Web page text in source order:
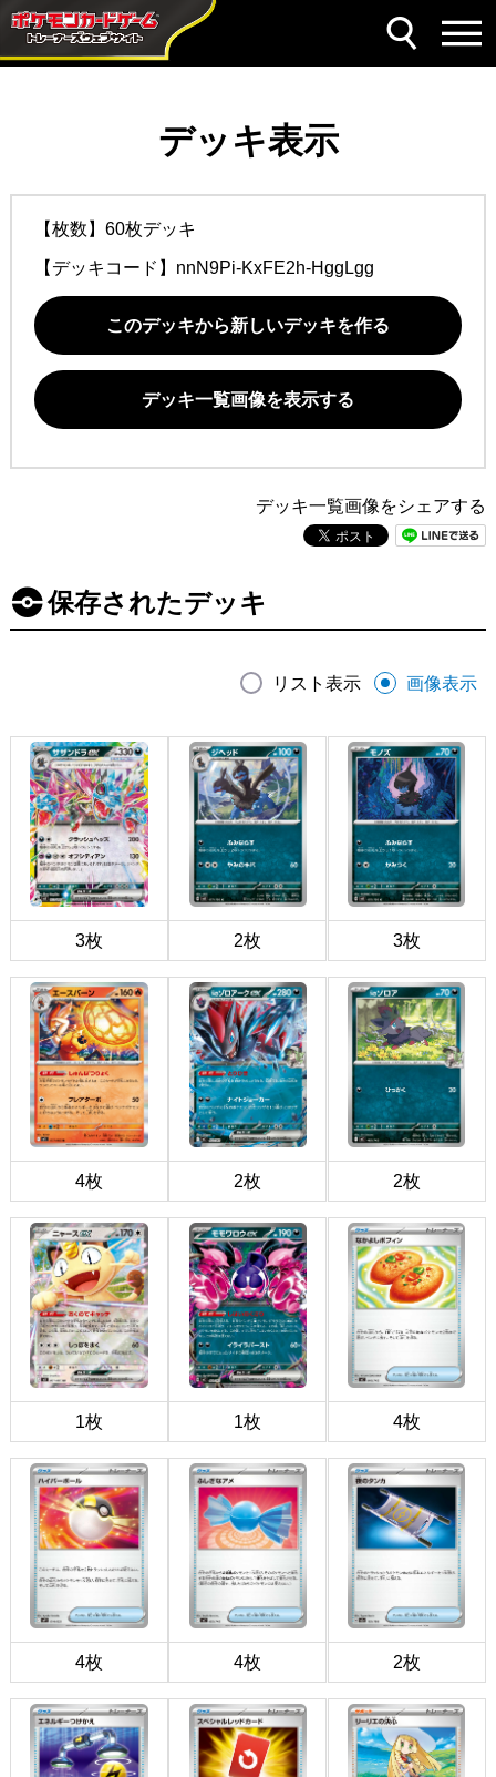
デッキ表示
【枚数】60枚デッキ
【デッキコード】 nnN9Pi-KxFE2h-HggLgg
このデッキから新しいデッキを作る
デッキ一覧画像を表示する
デッキ一覧画像をシェアする
保存されたデッキ
リスト表示 画像表示
3枚 2枚 3枚
4枚 2枚 2枚
1枚 1枚 4枚
4枚 4枚 2枚